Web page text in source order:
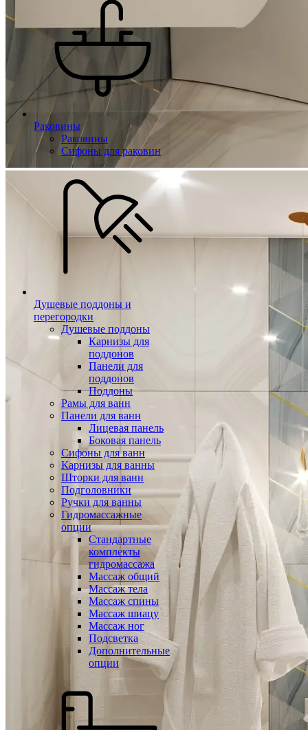
Раковины
Раковины
Сифоны для раковин
Душевые поддоны и
перегородки
Душевые поддоны
Карнизы для
поддонов
Панели для
поддонов
Поддоны
Рамы для ванн
Панели для ванн
Лицевая панель
Боковая панель
Сифоны для ванн
Карнизы для ванны
Шторки для ванн
Подголовники
Ручки для ванны
Гидромассажные
опции
Стандартные
комплекты
гидромассажа
Массаж общий
Массаж тела
Массаж спины
Массаж шиацу
Массаж ног
Подсветка
Дополнительные
опции